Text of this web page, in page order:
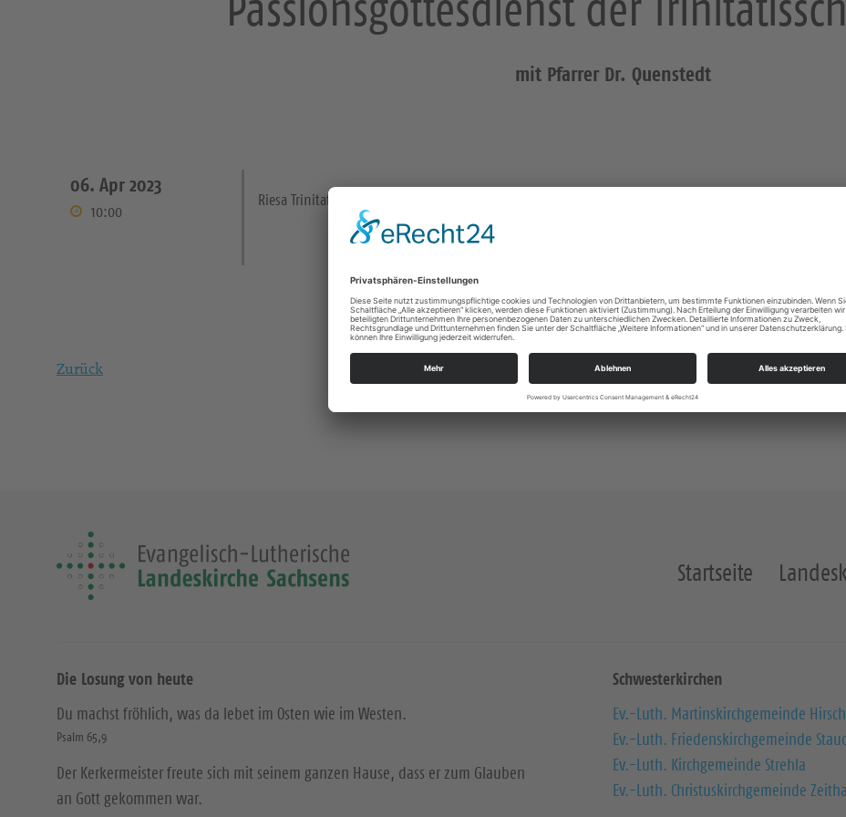
mit Pfarrer Dr. Quenstedt
06. Apr 2023
10:00
Riesa Trinitatiskirche
Zurück
Startseite
Die Losung von heute
Du machst fröhlich, was da lebet im Osten wie im Westen.
Psalm 65,9
Der Kerkermeister freute sich mit seinem ganzen Hause, dass er zum Glauben
an Gott gekommen war.
Schwesterkirchen
Ev.-Luth. Martinskirchgemeinde
Ev.-Luth. Friedenskirchgemeinde
Ev.-Luth. Kirchgemeinde Strehla
Ev.-Luth. Christuskirchgemeinde